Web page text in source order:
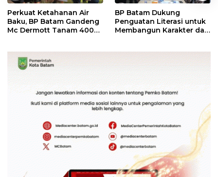
Perkuat Ketahanan Air
Baku, BP Batam Gandeng
Mc Dermott Tanam 400
BP Batam Dukung
Penguatan Literasi untuk
Membangun Karakter dan